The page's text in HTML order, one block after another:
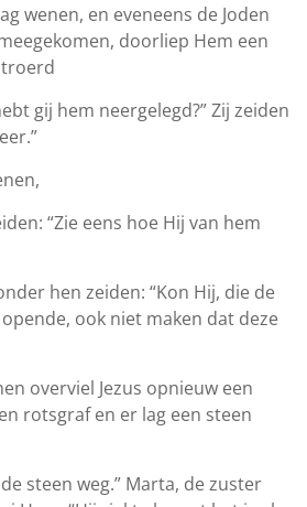
wenen, en eveneens de Joden
doorliep Hem een
gij hem neergelegd?” Zij zeiden
“Zie eens hoe Hij van hem
hen zeiden: “Kon Hij, die de
ook niet maken dat deze
overviel Jezus opnieuw een
rotsgraf en er lag een steen
steen weg.” Marta, de zuster